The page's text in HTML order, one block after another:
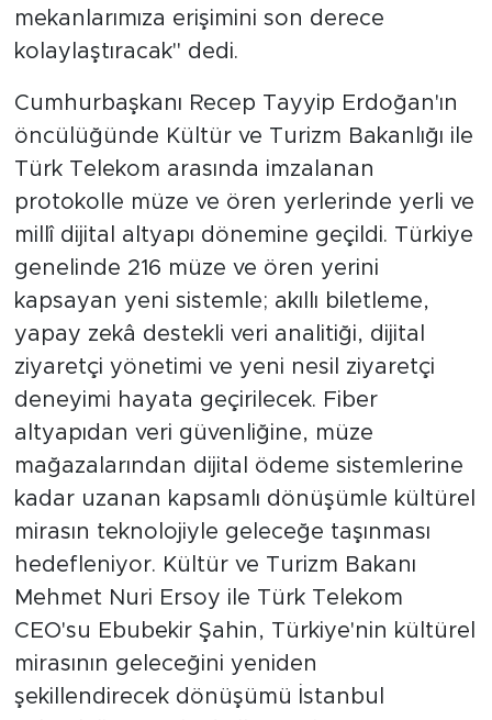
mekanlarımıza erişimini son derece
kolaylaştıracak'' dedi.
Cumhurbaşkanı Recep Tayyip Erdoğan'ın
öncülüğünde Kültür ve Turizm Bakanlığı ile
Türk Telekom arasında imzalanan
protokolle müze ve ören yerlerinde yerli ve
millî dijital altyapı dönemine geçildi. Türkiye
genelinde 216 müze ve ören yerini
kapsayan yeni sistemle; akıllı biletleme,
yapay zekâ destekli veri analitiği, dijital
ziyaretçi yönetimi ve yeni nesil ziyaretçi
deneyimi hayata geçirilecek. Fiber
altyapıdan veri güvenliğine, müze
mağazalarından dijital ödeme sistemlerine
kadar uzanan kapsamlı dönüşümle kültürel
mirasın teknolojiyle geleceğe taşınması
hedefleniyor. Kültür ve Turizm Bakanı
Mehmet Nuri Ersoy ile Türk Telekom
CEO'su Ebubekir Şahin, Türkiye'nin kültürel
mirasının geleceğini yeniden
şekillendirecek dönüşümü İstanbul